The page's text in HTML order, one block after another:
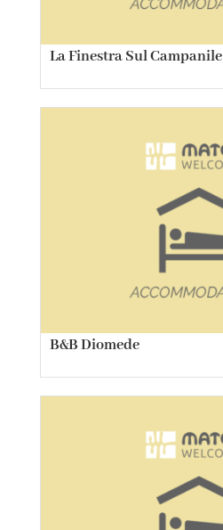
La Finestra Sul Campanile
B&B Diomede